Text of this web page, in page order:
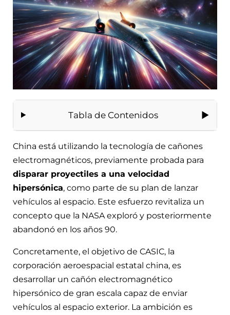
Tabla de Contenidos
China está utilizando la tecnología de cañones
electromagnéticos, previamente probada para
disparar proyectiles a una velocidad
hipersónica, como parte de su plan de lanzar
vehículos al espacio. Este esfuerzo revitaliza un
concepto que la NASA exploró y posteriormente
abandonó en los años 90.
Concretamente, el objetivo de CASIC, la
corporación aeroespacial estatal china, es
desarrollar un cañón electromagnético
hipersónico de gran escala capaz de enviar
vehículos al espacio exterior. La ambición es